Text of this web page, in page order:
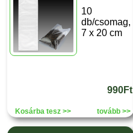
10
db/csomag,
7 x 20 cm
990Ft
Kosárba tesz >> tovább >>